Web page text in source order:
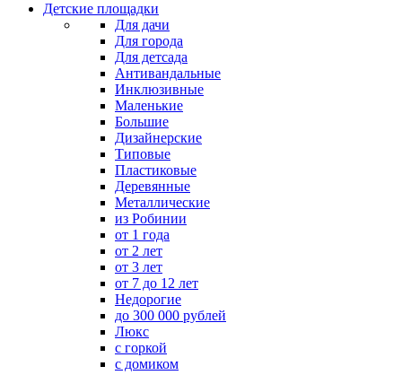
Детские площадки
Для дачи
Для города
Для детсада
Антивандальные
Инклюзивные
Маленькие
Большие
Дизайнерские
Типовые
Пластиковые
Деревянные
Металлические
из Робинии
от 1 года
от 2 лет
от 3 лет
от 7 до 12 лет
Недорогие
до 300 000 рублей
Люкс
с горкой
с домиком